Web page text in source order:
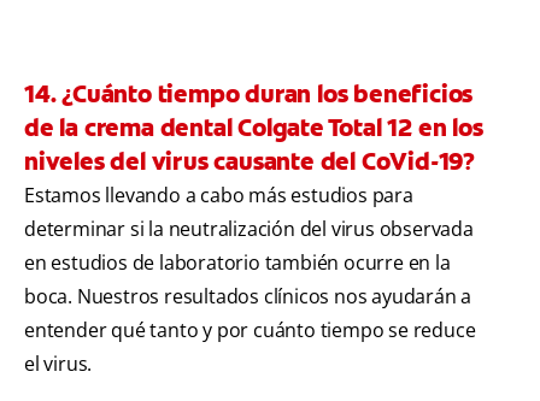
14. ¿Cuánto tiempo duran los beneficios
de la crema dental Colgate Total 12 en los
niveles del virus causante del CoVid-19?
Estamos llevando a cabo más estudios para
determinar si la neutralización del virus observada
en estudios de laboratorio también ocurre en la
boca. Nuestros resultados clínicos nos ayudarán a
entender qué tanto y por cuánto tiempo se reduce
el virus.